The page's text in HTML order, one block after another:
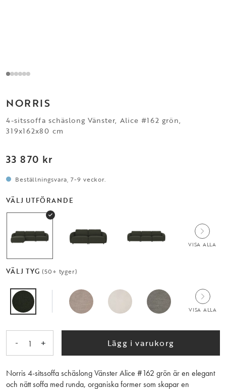
NORRIS
4-sitssoffa schäslong Vänster, Alice #162 grön,
319x162x80 cm
33 870 kr
Beställningsvara, 7-9 veckor.
VÄLJ UTFÖRANDE
VISA ALLA
VÄLJ TYG (50+ tyger)
VISA ALLA
- 1 + Lägg i varukorg
Norris 4-sitssoffa schäslong Vänster Alice #162 grön är en elegant
och nätt soffa med runda, organiska former som skapar en